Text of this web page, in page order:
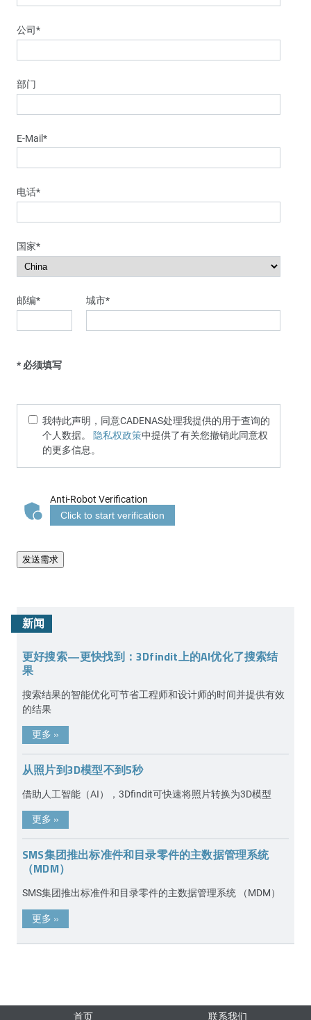
公司*
部门
E-Mail*
电话*
国家*
邮编* 城市*
* 必须填写
我特此声明，同意CADENAS处理我提供的用于查询的
个人数据。 隐私权政策中提供了有关您撤销此同意权
的更多信息。
Anti-Robot Verification
Click to start verification
发送需求
新闻
更好搜索—更快找到：3Dfindit上的AI优化了搜索结
果
搜索结果的智能优化可节省工程师和设计师的时间并提供有效
的结果
更多 »
从照片到3D模型不到5秒
借助人工智能（AI），3Dfindit可快速将照片转换为3D模型
更多 »
SMS集团推出标准件和目录零件的主数据管理系统
（MDM）
SMS集团推出标准件和目录零件的主数据管理系统 （MDM）
更多 »
首页 联系我们